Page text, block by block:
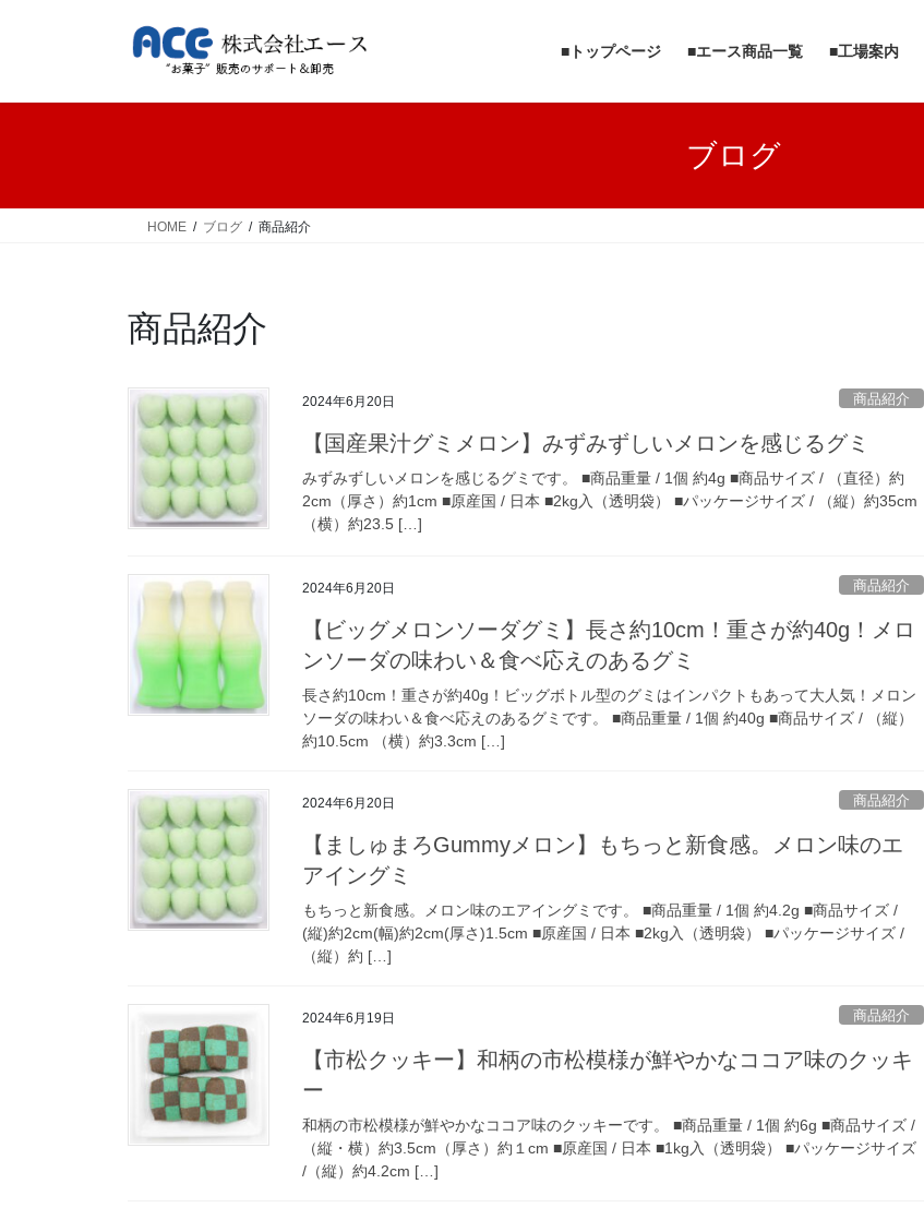
■トップページ ■エース商品一覧 ■工場案内
ブログ
HOME ブログ 商品紹介
商品紹介
2024年6月20日 商品紹介
【国産果汁グミメロン】みずみずしいメロンを感じるグミ
みずみずしいメロンを感じるグミです。 ■商品重量 / 1個 約4g ■商品サイズ / （直径）約
2cm（厚さ）約1cm ■原産国 / 日本 ■2kg入（透明袋） ■パッケージサイズ / （縦）約35cm
（横）約23.5 […]
2024年6月20日 商品紹介
【ビッグメロンソーダグミ】長さ約10cm！重さが約40g！メロ
ンソーダの味わい＆食べ応えのあるグミ
長さ約10cm！重さが約40g！ビッグボトル型のグミはインパクトもあって大人気！メロン
ソーダの味わい＆食べ応えのあるグミです。 ■商品重量 / 1個 約40g ■商品サイズ / （縦）
約10.5cm （横）約3.3cm […]
2024年6月20日 商品紹介
【ましゅまろGummyメロン】もちっと新食感。メロン味のエ
アイングミ
もちっと新食感。メロン味のエアイングミです。 ■商品重量 / 1個 約4.2g ■商品サイズ /
(縦)約2cm(幅)約2cm(厚さ)1.5cm ■原産国 / 日本 ■2kg入（透明袋） ■パッケージサイズ /
（縦）約 […]
2024年6月19日 商品紹介
【市松クッキー】和柄の市松模様が鮮やかなココア味のクッキ
ー
和柄の市松模様が鮮やかなココア味のクッキーです。 ■商品重量 / 1個 約6g ■商品サイズ /
（縦・横）約3.5cm（厚さ）約１cm ■原産国 / 日本 ■1kg入（透明袋） ■パッケージサイズ
/（縦）約4.2cm […]